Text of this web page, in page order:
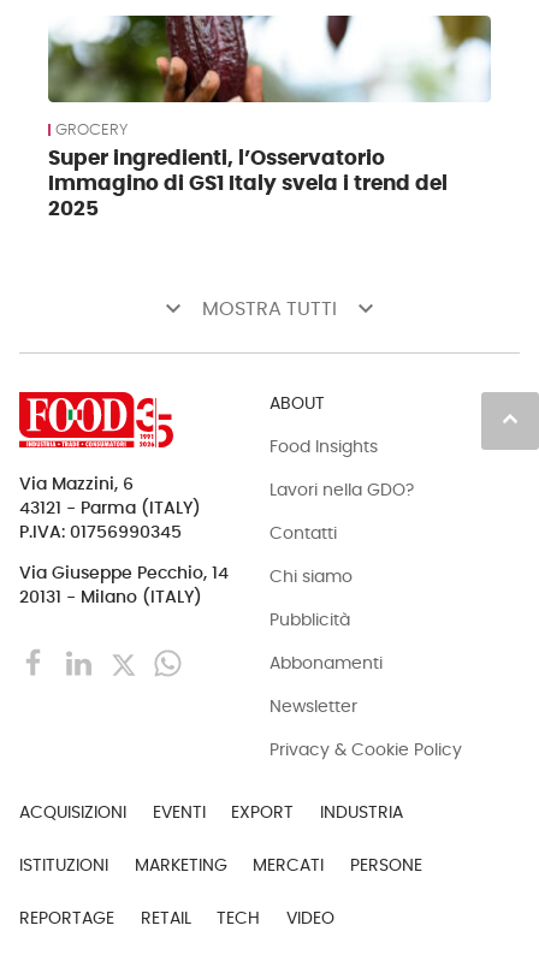
GROCERY
Super ingredienti, l’Osservatorio
Immagino di GS1 Italy svela i trend del
2025
keyboard_arrow_down MOSTRA TUTTI keyboard_arrow_down
keyboard_arrow_up
Via Mazzini, 6
43121 - Parma (ITALY)
P.IVA: 01756990345
Via Giuseppe Pecchio, 14
20131 - Milano (ITALY)
ABOUT
Food Insights
Lavori nella GDO?
Contatti
Chi siamo
Pubblicità
Abbonamenti
Newsletter
Privacy & Cookie Policy
ACQUISIZIONI EVENTI EXPORT INDUSTRIA
ISTITUZIONI MARKETING MERCATI PERSONE
REPORTAGE RETAIL TECH VIDEO